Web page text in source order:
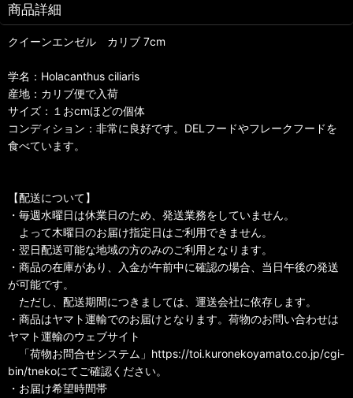
商品詳細
クイーンエンゼル カリブ 7cm
学名：Holacanthus ciliaris
産地：カリブ便で入荷
サイズ：１おcmほどの個体
コンディション：非常に良好です。DELフードやフレークフードを
食べています。
【配送について】
・毎週水曜日は休業日のため、発送業務をしていません。
よって木曜日のお届け指定日はご利用できません。
・翌日配送可能な地域の方のみのご利用となります。
・商品の在庫があり、入金が午前中に確認の場合、当日午後の発送
が可能です。
ただし、配送期間につきましては、運送会社に依存します。
・商品はヤマト運輸でのお届けとなります。荷物のお問い合わせは
ヤマト運輸のウェブサイト
「荷物お問合せシステム」https://toi.kuronekoyamato.co.jp/cgi-
bin/tnekoにてご確認ください。
・お届け希望時間帯